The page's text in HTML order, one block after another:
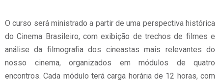
O curso será ministrado a partir de uma perspectiva histórica
do Cinema Brasileiro, com exibição de trechos de filmes e
análise da filmografia dos cineastas mais relevantes do
nosso cinema, organizados em módulos de quatro
encontros. Cada módulo terá carga horária de 12 horas, com